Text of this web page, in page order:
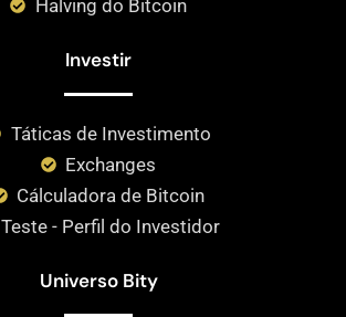
Halving do Bitcoin
Investir
Táticas de Investimento
Exchanges
Cálculadora de Bitcoin
Teste - Perfil do Investidor
Universo Bity